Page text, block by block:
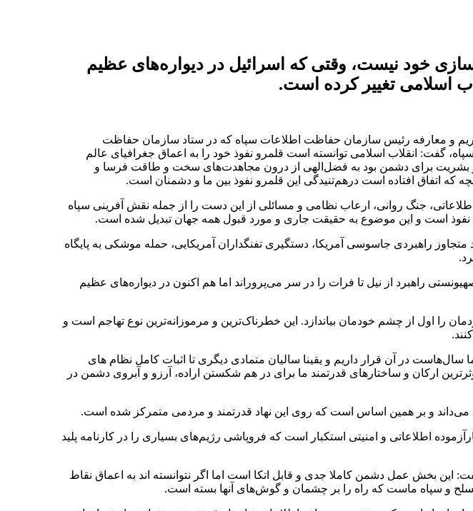
خود نیست، وقتی که اسرائیل در دیواره‌های عظیم
اسلامی تغییر کرده است.
و معارفه رئیس سازمان حفاظت اطلاعات سپاه که در ستاد سازمان حفاظت
گفت: انقلاب اسلامی توانسته است قلمرو نفوذ خود را به اعماق جغرافیای عالم
و بشریت برای دشمن بود به فضل‌الهی از درون مجاهدت‌های سخت و طاقت فرسا و
اتفاق افتاده است درهم‌تنیدگی این قلمرو نفوذ بین ما و دشمنان است.
جنگ روانی، ارعاب نظامی و مسائلی از این دست را از جمله نقش آفرینی سپاه
نفوذ است و این موضوع به حقیقت جاری و مورد قبول همه جهان تبدیل شده است.
راهبردی جاسوسی آمریکا، دستگیری تفنگداران آمریکایی، حمله موشکی به پایگاه
راهبرد از نیل تا فرات را در سر می‌پروراند اما هم اکنون در دیواره‌های عظیم
را اول از چشم خودمان بیاندازد. این خطرناک‌ترین و مرموزانه‌ترین نوع تهاجم است و
در آن قرار داریم و یقینا سالیان متمادی دیگری تا اثبات کامل نظام های
ارکان و ساختارهای قدرتمند ما برای در هم شکستن اراده، آرزو و آبروی دشمن در
و بر همین اساس است که روی این نهاد قدرتمند و مردمی متمرکز شده است.
اطلاعاتی و امنیتی استکبار است که فروپاشی رژیم‌های بسیاری را در کارنامه پلید
بخش عمل دشمن کاملا جدی و قابل اتکا است اما اگر نتوانسته اند به اعماق نقاط
و سپاه ماست که راه را بر چشمان و گوش‌های آنها بسته است.